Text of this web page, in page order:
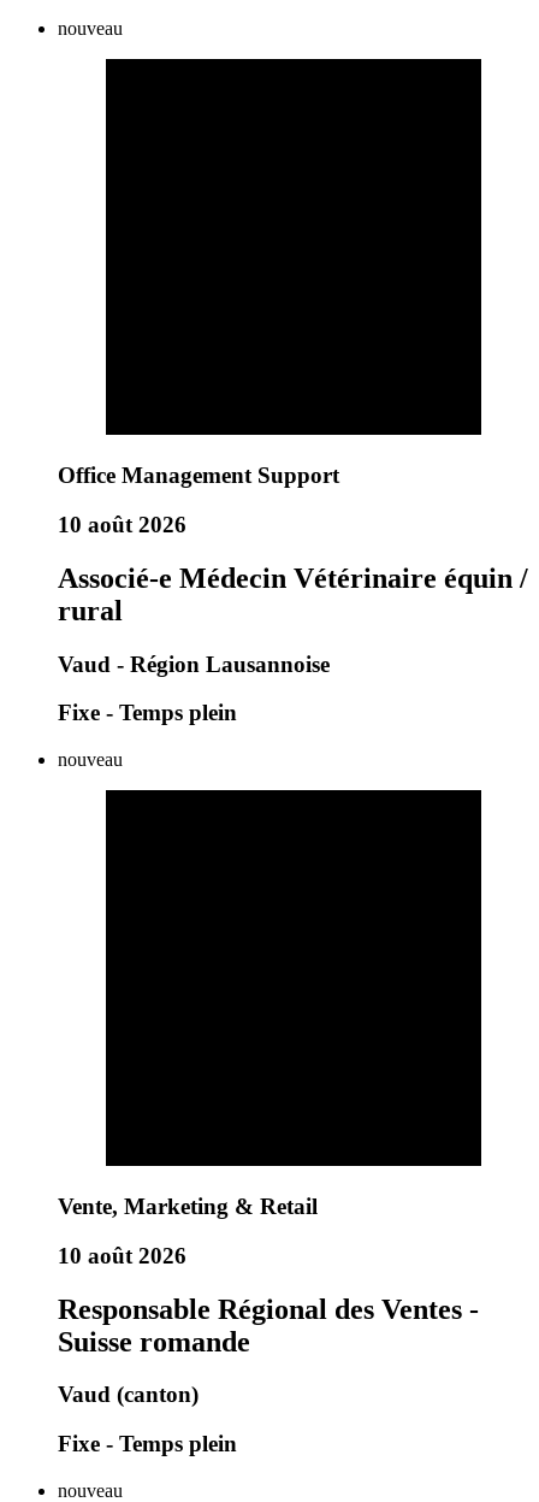
nouveau
Office Management Support
10 août 2026
Associé-e Médecin Vétérinaire équin /
rural
Vaud - Région Lausannoise
Fixe - Temps plein
nouveau
Vente, Marketing & Retail
10 août 2026
Responsable Régional des Ventes -
Suisse romande
Vaud (canton)
Fixe - Temps plein
nouveau